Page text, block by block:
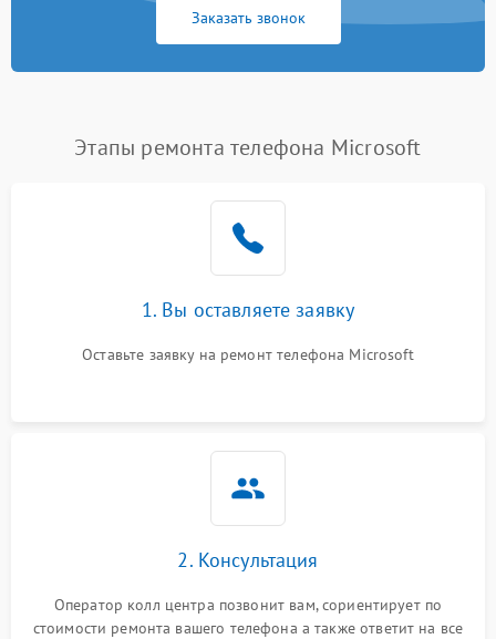
Заказать звонок
Этапы ремонта телефона Microsoft
1. Вы оставляете заявку
Оставьте заявку на ремонт телефона Microsoft
2. Консультация
Оператор колл центра позвонит вам, сориентирует по
стоимости ремонта вашего телефона а также ответит на все